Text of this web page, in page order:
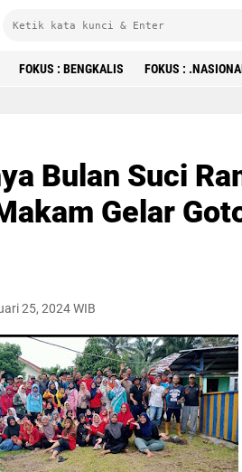
FOKUS : BENGKALIS FOKUS :
Bulan Suci
Gelar
25, 2024 WIB